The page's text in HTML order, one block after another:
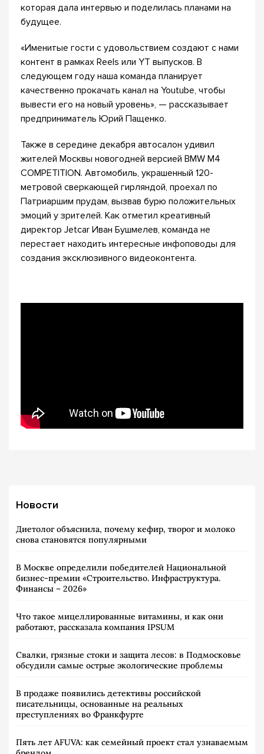
которая дала интервью и поделилась планами на
будущее.
«Именитые гости с удовольствием создают с нами
контент в рамках Reels или YT выпусков. В
следующем году наша команда планирует
качественно прокачать канал на Youtube, чтобы
вывести его на новый уровень», — рассказывает
предприниматель Юрий Пащенко.
Также в середине декабря автосалон удивил
жителей Москвы новогодней версией BMW M4
COMPETITION. Автомобиль, украшенный 120-
метровой сверкающей гирляндой, проехал по
Патриаршим прудам, вызвав бурю положительных
эмоций у зрителей. Как отметил креативный
директор Jetcar Иван Бушмелев, команда не
перестает находить интересные инфоповоды для
создания эксклюзивного видеоконтента.
Новости
Диетолог объяснила, почему кефир, творог и молоко
снова становятся популярными
В Москве определили победителей Национальной
бизнес-премии «Строительство. Инфраструктура.
Финансы – 2026»
Что такое мицеллированные витамины, и как они
работают, рассказала компания IPSUM
Свалки, грязные стоки и защита лесов: в Подмосковье
обсудили самые острые экологические проблемы
В продаже появились детективы российской
писательницы, основанные на реальных
преступлениях во Франкфурте
Пять лет AFUVA: как семейный проект стал узнаваемым